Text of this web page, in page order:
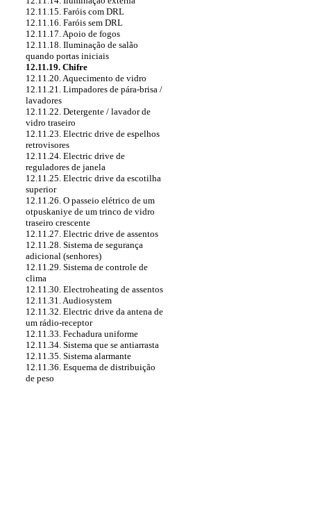
12.11.15. Faróis com DRL
12.11.16. Faróis sem DRL
12.11.17. Apoio de fogos
12.11.18. Iluminação de salão
quando portas iniciais
12.11.19. Chifre
12.11.20. Aquecimento de vidro
12.11.21. Limpadores de pára-brisa /
lavadores
12.11.22. Detergente / lavador de
vidro traseiro
12.11.23. Electric drive de espelhos
retrovisores
12.11.24. Electric drive de
reguladores de janela
12.11.25. Electric drive da escotilha
superior
12.11.26. O passeio elétrico de um
otpuskaniye de um trinco de vidro
traseiro crescente
12.11.27. Electric drive de assentos
12.11.28. Sistema de segurança
adicional (senhores)
12.11.29. Sistema de controle de
clima
12.11.30. Electroheating de assentos
12.11.31. Audiosystem
12.11.32. Electric drive da antena de
um rádio-receptor
12.11.33. Fechadura uniforme
12.11.34. Sistema que se antiarrasta
12.11.35. Sistema alarmante
12.11.36. Esquema de distribuição
de peso